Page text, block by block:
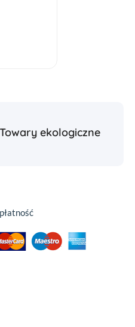
Towary ekologiczne